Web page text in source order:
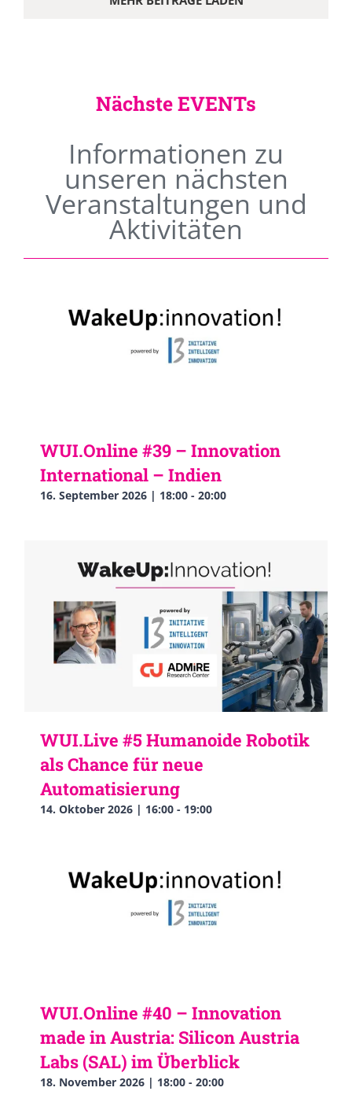
Nächste EVENTs
Informationen zu
unseren nächsten
Veranstaltungen und
Aktivitäten
WUI.Online #39 – Innovation
International – Indien
16. September 2026 | 18:00 - 20:00
WUI.Live #5 Humanoide Robotik
als Chance für neue
Automatisierung
14. Oktober 2026 | 16:00 - 19:00
WUI.Online #40 – Innovation
made in Austria: Silicon Austria
Labs (SAL) im Überblick
18. November 2026 | 18:00 - 20:00